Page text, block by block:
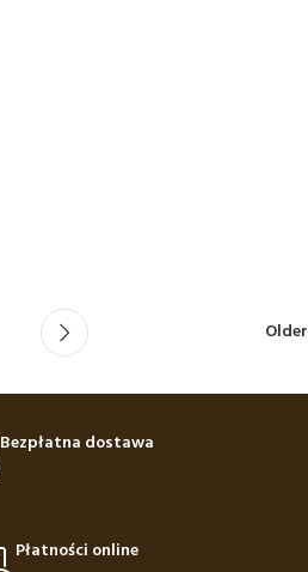
Older
Bezpłatna dostawa
Płatności online